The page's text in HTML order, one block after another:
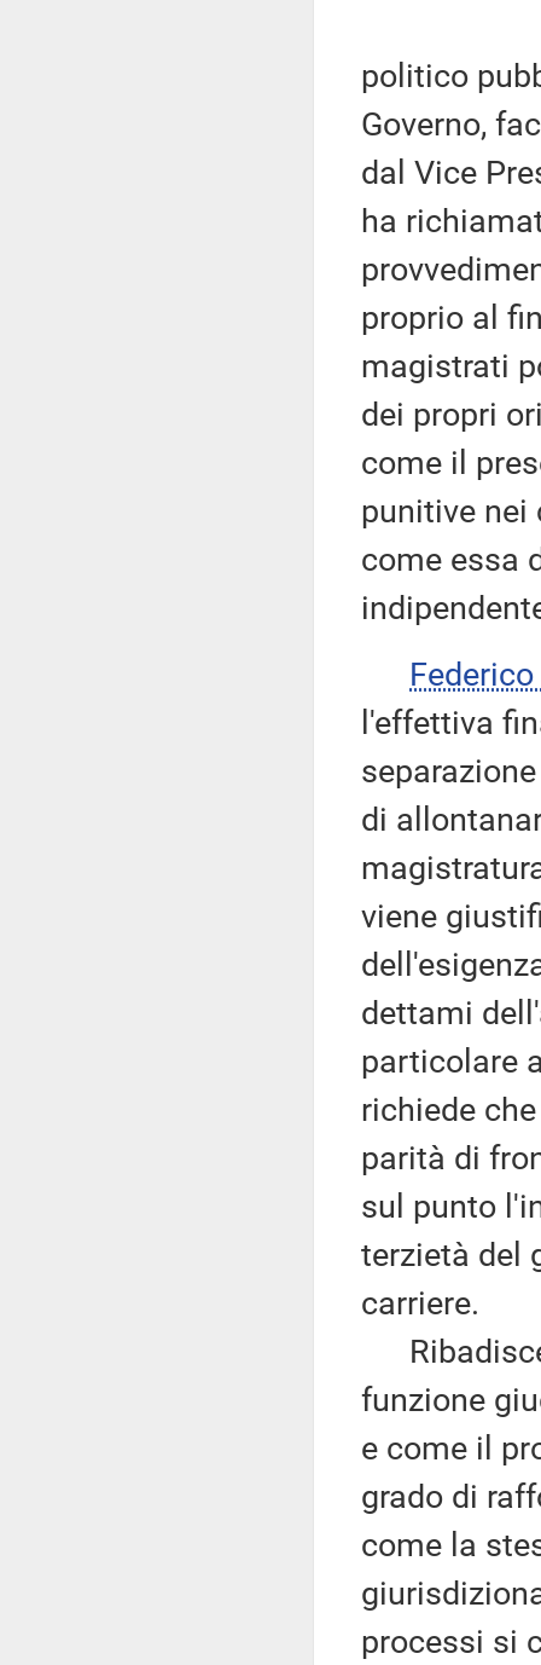
politico
Governo,
dal Vice
ha
proprio al
magistrati
dei propri
come il
punitive nei
come essa
Federico
l'effettiva
di
viene
dettami
particolare
richiede
parità di
sul punto
terzietà del
carriere.
Ribadisce
funzione
e come il
grado di
come la
processi si